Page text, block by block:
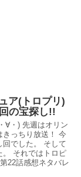
ア(トロプリ)
の宝探し!!
∀・) 先週はオリン
きっちり放送！ 今
でした。 そして
。 それではトロピ
22話感想ネタバレ